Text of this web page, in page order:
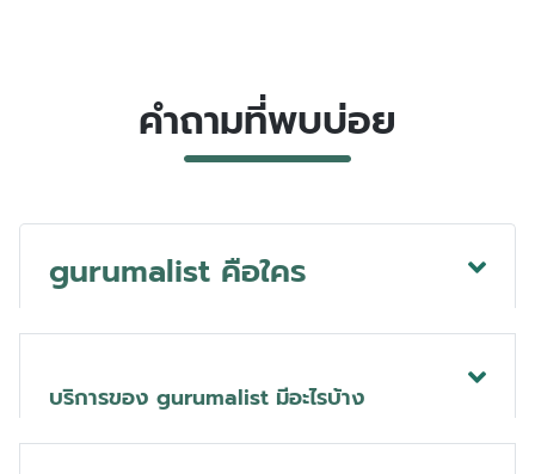
คำถามที่พบบ่อย
gurumalist คือใคร
บริการของ gurumalist มีอะไรบ้าง